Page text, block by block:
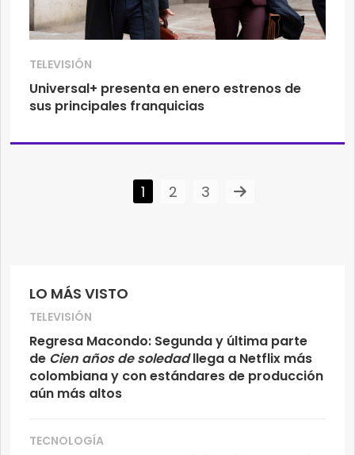
LO MÁS VISTO
TELEVISIÓN
Regresa Macondo: Segunda y última parte
de Cien años de soledadllega a Netflix más
colombiana y con estándares de producción
aún más altos
TECNOLOGÍA
TELEVISIÓN
Universal+ presenta en enero estrenos de
sus principales franquicias
1 2 3